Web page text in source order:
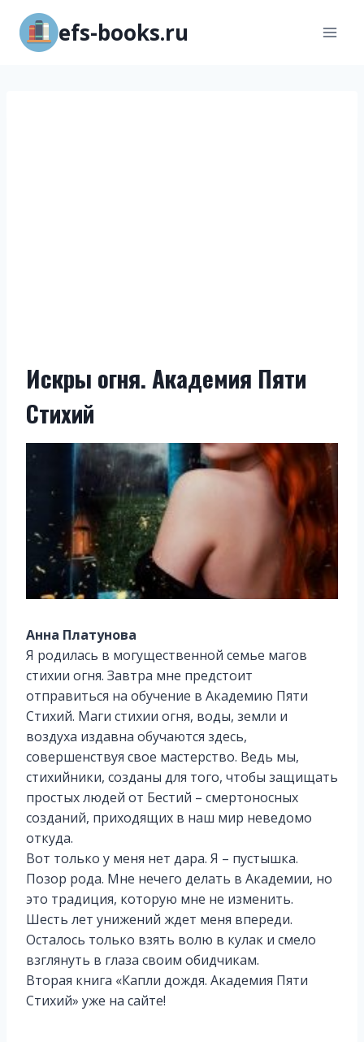
Перейти
содержимому
efs-books.ru
Искры огня. Академия Пяти
Стихий
Анна Платунова
Я родилась в могущественной семье магов
стихии огня. Завтра мне предстоит
отправиться на обучение в Академию Пяти
Стихий. Маги стихии огня, воды, земли и
воздуха издавна обучаются здесь,
совершенствуя свое мастерство. Ведь мы,
стихийники, созданы для того, чтобы защищать
простых людей от Бестий – смертоносных
созданий, приходящих в наш мир неведомо
откуда.
Вот только у меня нет дара. Я – пустышка.
Позор рода. Мне нечего делать в Академии, но
это традиция, которую мне не изменить.
Шесть лет унижений ждет меня впереди.
Осталось только взять волю в кулак и смело
взглянуть в глаза своим обидчикам.
Вторая книга «Капли дождя. Академия Пяти
Стихий» уже на сайте!